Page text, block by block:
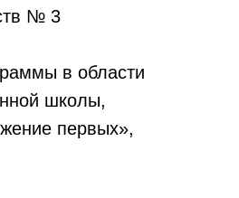
№ 3
в области
школы,
первых»,